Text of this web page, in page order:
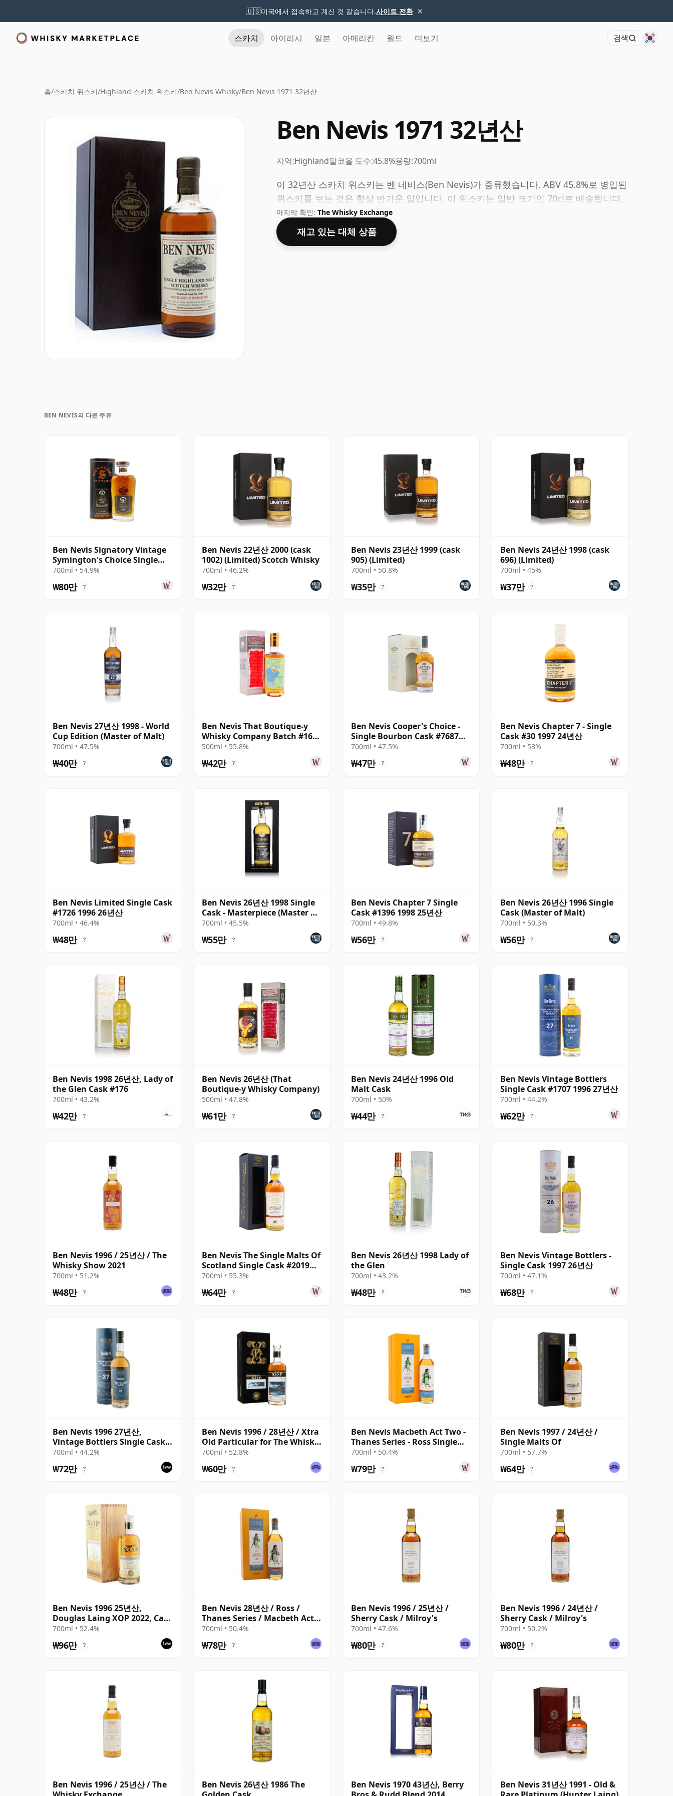
🇺🇸미국에서 접속하고 계신 것 같습니다.사이트 전환 ×
스카치 아이리시 일본 아메리칸 월드 더보기 검색
홈/스카치 위스키/Highland 스카치 위스키/Ben Nevis Whisky/Ben Nevis 1971 32년산
Ben Nevis 1971 32년산
지역:Highland알코올 도수:45.8%용량:700ml
이 32년산 스카치 위스키는 벤 네비스(Ben Nevis)가 증류했습니다. ABV 45.8%로 병입된
위스키를 보는 것은 항상 반가운 일입니다. 이 위스키는 일반 크기인 70cl로 배송됩니다.
마지막 확인: The Whisky Exchange
재고 있는 대체 상품
BEN NEVIS의 다른 주류
Ben Nevis Signatory Vintage
Symington's Choice Single
Cask # 1991 32년산
700ml • 54.9%
₩80만 ?
Ben Nevis 22년산 2000 (cask
1002) (Limited) Scotch Whisky
700ml • 46.2%
₩32만 ?
Ben Nevis 23년산 1999 (cask
905) (Limited)
700ml • 50.8%
₩35만 ?
Ben Nevis 24년산 1998 (cask
696) (Limited)
700ml • 45%
₩37만 ?
Ben Nevis 27년산 1998 - World
Cup Edition (Master of Malt)
700ml • 47.5%
₩40만 ?
Ben Nevis That Boutique-y
Whisky Company Batch #16
Single Ma 25년산
500ml • 55.8%
₩42만 ?
Ben Nevis Cooper's Choice -
Single Bourbon Cask #7687
1997 24년산
700ml • 47.5%
₩47만 ?
Ben Nevis Chapter 7 - Single
Cask #30 1997 24년산
700ml • 53%
₩48만 ?
Ben Nevis Limited Single Cask
#1726 1996 26년산
700ml • 46.4%
₩48만 ?
Ben Nevis 26년산 1998 Single
Cask - Masterpiece (Master of
Malt)
700ml • 45.5%
₩55만 ?
Ben Nevis Chapter 7 Single
Cask #1396 1998 25년산
700ml • 49.8%
₩56만 ?
Ben Nevis 26년산 1996 Single
Cask (Master of Malt)
700ml • 50.3%
₩56만 ?
Ben Nevis 1998 26년산, Lady of
the Glen Cask #176
700ml • 43.2%
₩42만 ?
Ben Nevis 26년산 (That
Boutique-y Whisky Company)
500ml • 47.8%
₩61만 ?
Ben Nevis 24년산 1996 Old
Malt Cask
700ml • 50%
₩44만 ?
Ben Nevis Vintage Bottlers
Single Cask #1707 1996 27년산
700ml • 44.2%
₩62만 ?
Ben Nevis 1996 / 25년산 / The
Whisky Show 2021
700ml • 51.2%
₩48만 ?
Ben Nevis The Single Malts Of
Scotland Single Cask #2019
1996 22년산
700ml • 55.3%
₩64만 ?
Ben Nevis 26년산 1998 Lady of
the Glen
700ml • 43.2%
₩48만 ?
Ben Nevis Vintage Bottlers -
Single Cask 1997 26년산
700ml • 47.1%
₩68만 ?
Ben Nevis 1996 27년산,
Vintage Bottlers Single Cask
2023 Bottling with Box
700ml • 44.2%
₩72만 ?
Ben Nevis 1996 / 28년산 / Xtra
Old Particular for The Whisky
Exchange
700ml • 52.8%
₩60만 ?
Ben Nevis Macbeth Act Two -
Thanes Series - Ross Single
Malt 28년산
700ml • 50.4%
₩79만 ?
Ben Nevis 1997 / 24년산 /
Single Malts Of
700ml • 57.7%
₩64만 ?
Ben Nevis 1996 25년산,
Douglas Laing XOP 2022, Cask
15941
700ml • 52.4%
₩96만 ?
Ben Nevis 28년산 / Ross /
Thanes Series / Macbeth Act
Two
700ml • 50.4%
₩78만 ?
Ben Nevis 1996 / 25년산 /
Sherry Cask / Milroy's
700ml • 47.6%
₩80만 ?
Ben Nevis 1996 / 24년산 /
Sherry Cask / Milroy's
700ml • 50.2%
₩80만 ?
Ben Nevis 1996 / 25년산 / The
Ben Nevis 26년산 1986 The
Ben Nevis 1970 43년산, Berry
Ben Nevis 31년산 1991 - Old &